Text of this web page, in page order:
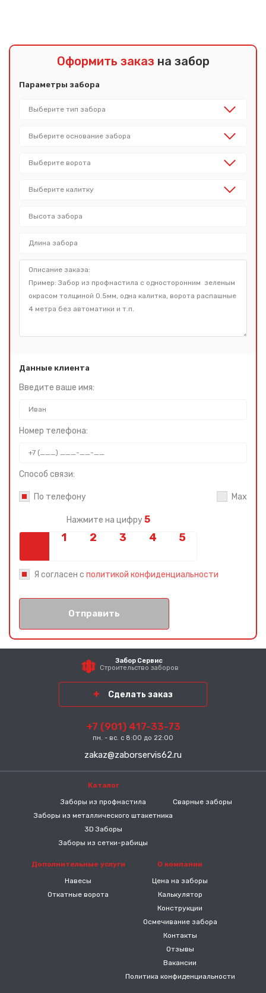
Оформить заказ на забор
Параметры забора
Данные клиента
Введите ваше имя:
Номер телефона:
Способ связи:
По телефону Max
Нажмите на цифру 5
Я согласен с политикой конфиденциальности
Отправить
Забор Сервис
Строительство заборов
Сделать заказ
+7 (901) 417-33-73
пн. - вс. с 8:00 до 22:00
zakaz@zaborservis62.ru
Каталог
Заборы из профнастила
Заборы из металлического штакетника
3D Заборы
Заборы из сетки-рабицы
Сварные заборы
Дополнительные услуги
Навесы
Откатные ворота
О компании
Цена на заборы
Калькулятор
Конструкции
Осмечивание забора
Контакты
Отзывы
Вакансии
Политика конфиденциальности